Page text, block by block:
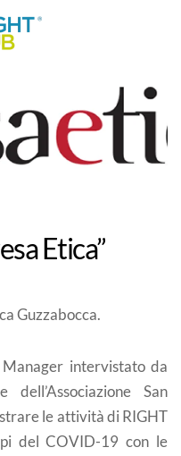
Etica”
Guzzabocca.
intervistato da
San
le attività di RIGHT
del COVID-19 con le